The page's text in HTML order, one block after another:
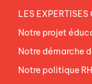
LES EXPERTISES
Notre projet
Notre démarche
Notre politique RH